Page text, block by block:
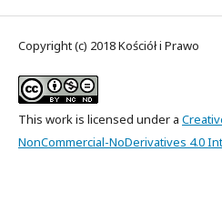
Copyright (c) 2018 Kościół i Prawo
This work is licensed under a
NonCommercial-NoDerivatives 4.0